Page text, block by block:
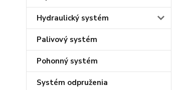
Hydraulický systém
Palivový systém
Pohonný systém
Systém odpruženia